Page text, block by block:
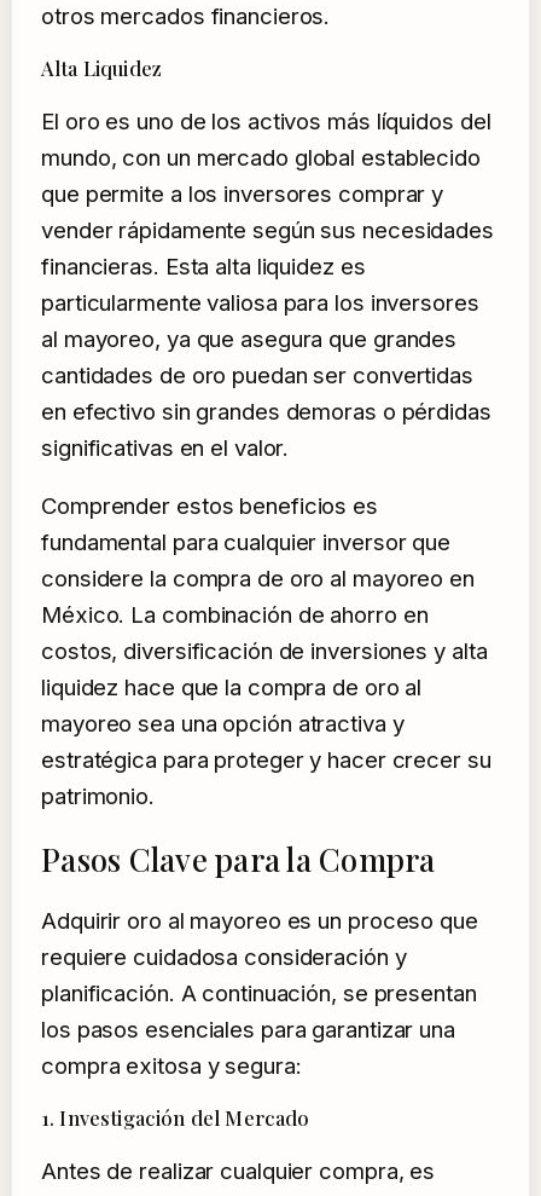
otros mercados financieros.
Alta Liquidez
El oro es uno de los activos más líquidos del
mundo, con un mercado global establecido
que permite a los inversores comprar y
vender rápidamente según sus necesidades
financieras. Esta alta liquidez es
particularmente valiosa para los inversores
al mayoreo, ya que asegura que grandes
cantidades de oro puedan ser convertidas
en efectivo sin grandes demoras o pérdidas
significativas en el valor.
Comprender estos beneficios es
fundamental para cualquier inversor que
considere la compra de oro al mayoreo en
México. La combinación de ahorro en
costos, diversificación de inversiones y alta
liquidez hace que la compra de oro al
mayoreo sea una opción atractiva y
estratégica para proteger y hacer crecer su
patrimonio.
Pasos Clave para la Compra
Adquirir oro al mayoreo es un proceso que
requiere cuidadosa consideración y
planificación. A continuación, se presentan
los pasos esenciales para garantizar una
compra exitosa y segura:
1. Investigación del Mercado
Antes de realizar cualquier compra, es